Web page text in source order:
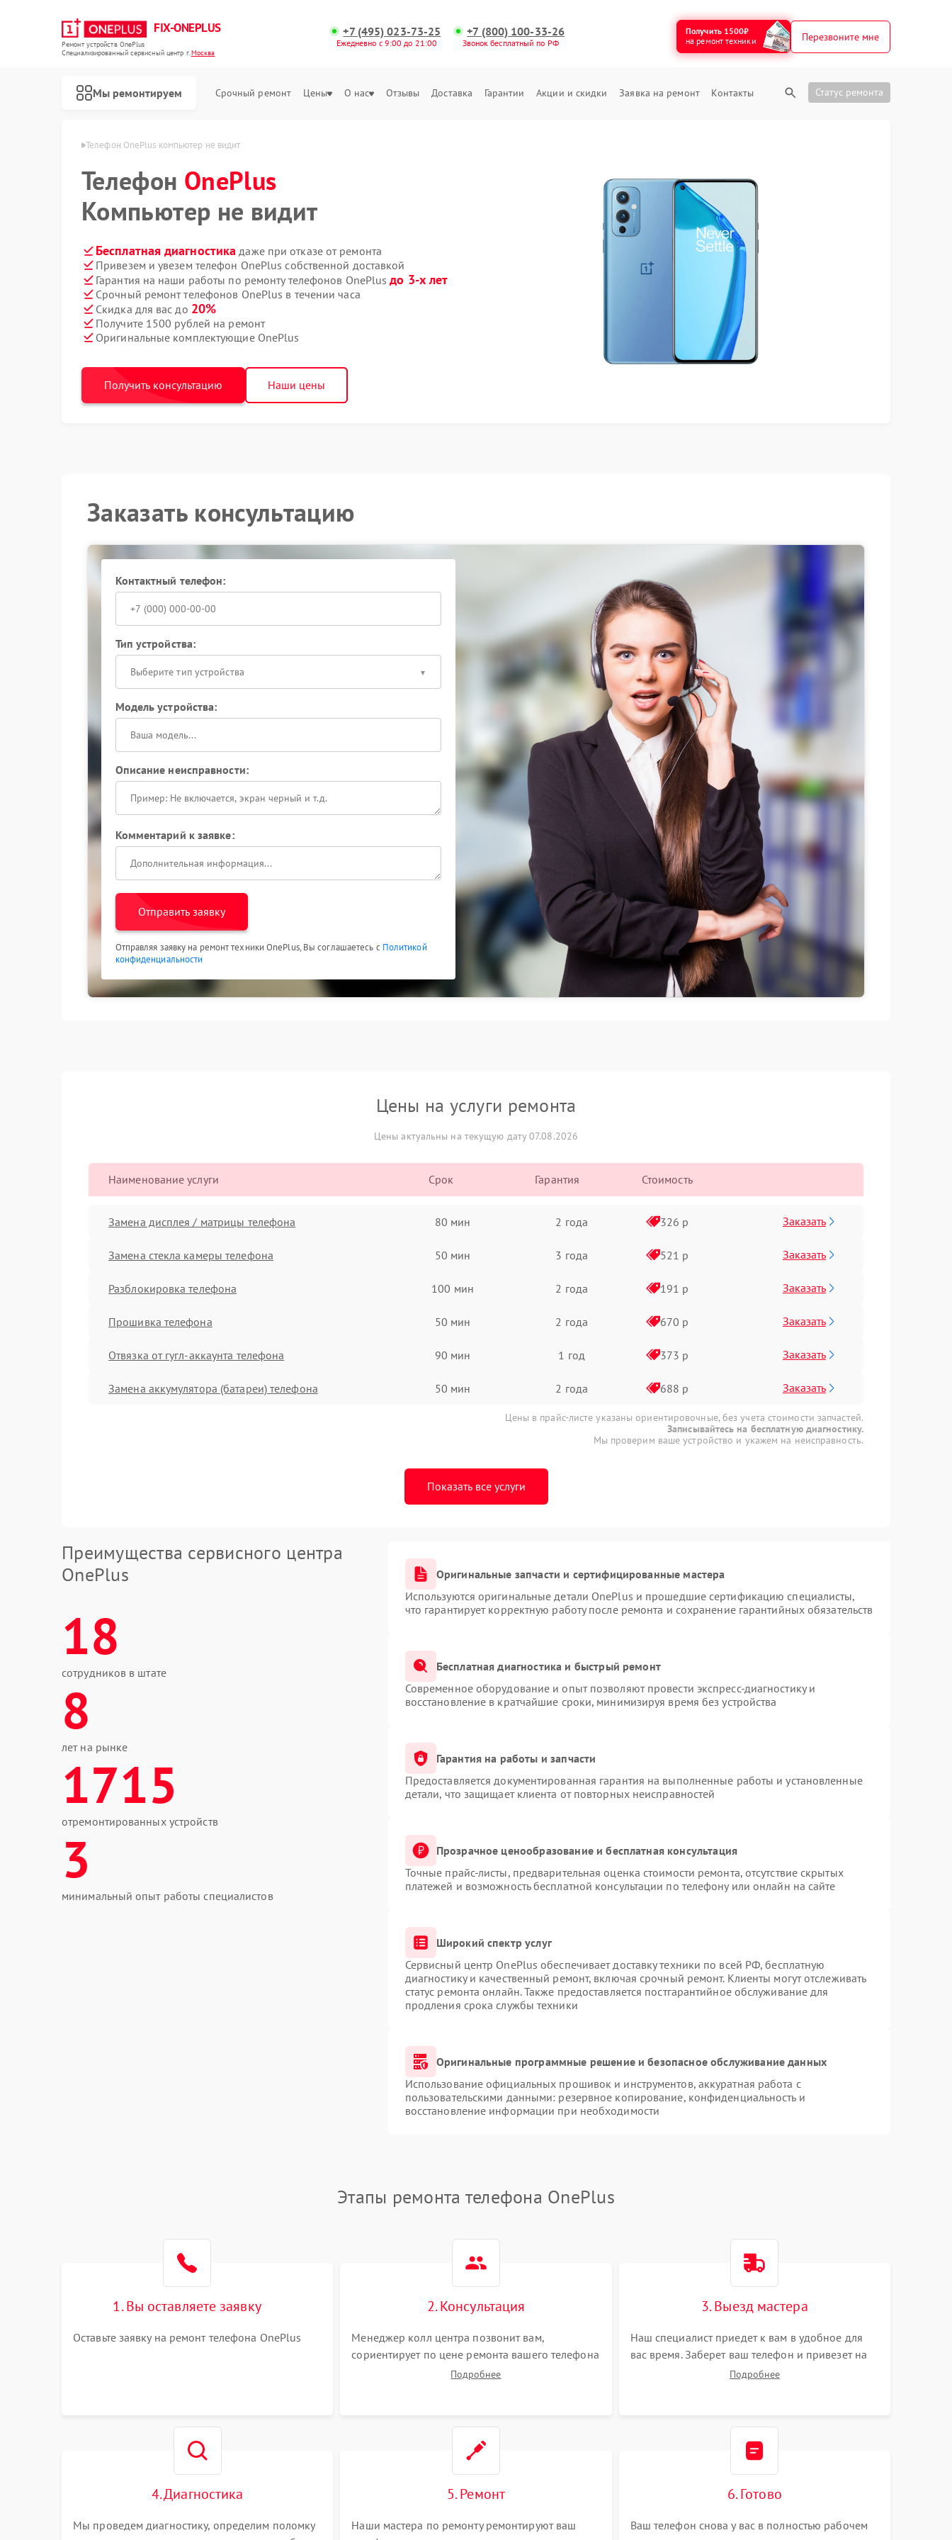
FIX-ONEPLUS
Ремонт устройств OnePlus
Специализированный cервисный центр г.Москва
+7 (495) 023-73-25
Ежедневно с 9:00 до 21:00
+7 (800) 100-33-26
Звонок бесплатный по РФ
Получить 1500₽
на ремонт техники
Перезвоните мне
Мы ремонтируем Срочный ремонт Цены О нас Отзывы Доставка Гарантии Акции и скидки Заявка на ремонт Контакты Статус ремонта
OnePlus в Москве Телефон OnePlus компьютер не видит
Телефон OnePlus
Компьютер не видит
Бесплатная диагностика даже при отказе от ремонта
Привезем и увезем телефон OnePlus собственной доставкой
Гарантия на наши работы по ремонту телефонов OnePlusдо 3-х лет
Срочный ремонт телефонов OnePlus в течении часа
Скидка для вас до 20%
Получите 1500 рублей на ремонт
Оригинальные комплектующие OnePlus
Получить консультацию Наши цены
Заказать консультацию
Контактный телефон:
Тип устройства:
Выберите тип устройства
Модель устройства:
Описание неисправности:
Комментарий к заявке:
Отправить заявку
Отправляя заявку на ремонт техники OnePlus, Вы соглашаетесь с Политикой
конфиденциальности
Цены на услуги ремонта
Цены актуальны на текущую дату 07.08.2026
Наименование услуги Срок Гарантия Стоимость
Замена дисплея / матрицы телефона 80 мин 2 года 326 р Заказать
Замена стекла камеры телефона 50 мин 3 года 521 р Заказать
Разблокировка телефона 100 мин 2 года 191 р Заказать
Прошивка телефона 50 мин 2 года 670 р Заказать
Отвязка от гугл-аккаунта телефона 90 мин 1 год 373 р Заказать
Замена аккумулятора (батареи) телефона 50 мин 2 года 688 р Заказать
Цены в прайс-листе указаны ориентировочные, без учета стоимости запчастей.
Записывайтесь на бесплатную диагностику.
Мы проверим ваше устройство и укажем на неисправность.
Показать все услуги
Преимущества сервисного центра
OnePlus
18
сотрудников в штате
8
лет на рынке
1715
отремонтированных устройств
3
минимальный опыт работы специалистов
Оригинальные запчасти и сертифицированные мастера
Используются оригинальные детали OnePlus и прошедшие сертификацию специалисты,
что гарантирует корректную работу после ремонта и сохранение гарантийных обязательств
Бесплатная диагностика и быстрый ремонт
Современное оборудование и опыт позволяют провести экспресс-диагностику и
восстановление в кратчайшие сроки, минимизируя время без устройства
Гарантия на работы и запчасти
Предоставляется документированная гарантия на выполненные работы и установленные
детали, что защищает клиента от повторных неисправностей
Прозрачное ценообразование и бесплатная консультация
Точные прайс-листы, предварительная оценка стоимости ремонта, отсутствие скрытых
платежей и возможность бесплатной консультации по телефону или онлайн на сайте
Широкий спектр услуг
Сервисный центр OnePlus обеспечивает доставку техники по всей РФ, бесплатную
диагностику и качественный ремонт, включая срочный ремонт. Клиенты могут отслеживать
статус ремонта онлайн. Также предоставляется постгарантийное обслуживание для
продления срока службы техники
Оригинальные программные решение и безопасное обслуживание данных
Использование официальных прошивок и инструментов, аккуратная работа с
пользовательскими данными: резервное копирование, конфиденциальность и
восстановление информации при необходимости
Этапы ремонта телефона OnePlus
1. Вы оставляете заявку
Оставьте заявку на ремонт телефона OnePlus
2. Консультация
Менеджер колл центра позвонит вам,
сориентирует по цене ремонта вашего телефона
а также ответит на все ваши вопросы.
Подробнее
3. Выезд мастера
Наш специалист приедет к вам в удобное для
вас время. Заберет ваш телефон и привезет на
склад для диагностики.Подробнее
4. Диагностика
Мы проведем диагностику, определим поломку
5. Ремонт
Наши мастера по ремонту ремонтируют ваш
6. Готово
Ваш телефон снова у вас в полностью рабочем